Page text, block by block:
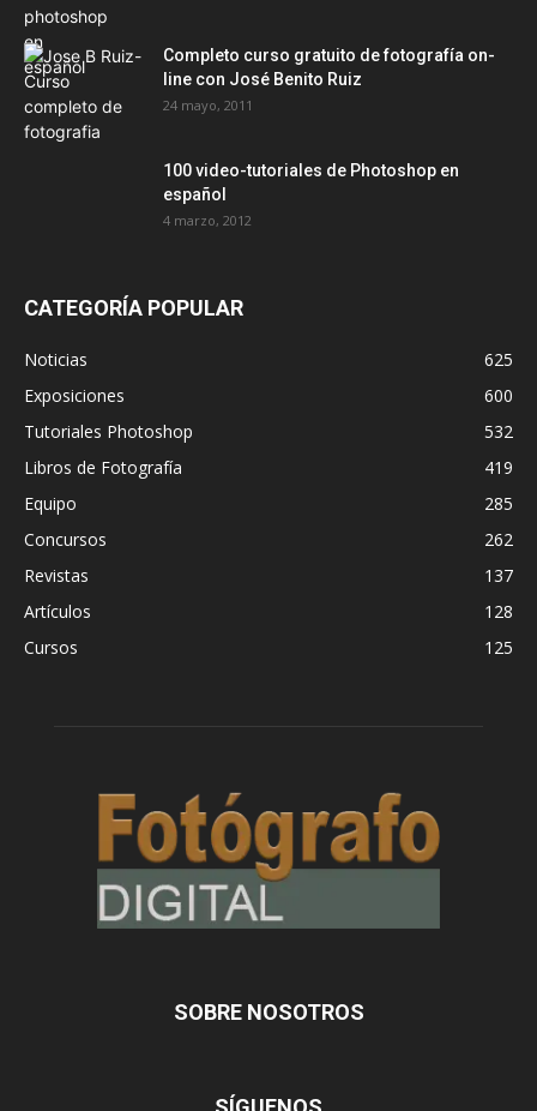
Completo curso gratuito de fotografía on-
line con José Benito Ruiz
24 mayo, 2011
100 video-tutoriales de Photoshop en
español
4 marzo, 2012
CATEGORÍA POPULAR
Noticias
625
Exposiciones
600
Tutoriales Photoshop
532
Libros de Fotografía
419
Equipo
285
Concursos
262
Revistas
137
Artículos
128
Cursos
125
SOBRE NOSOTROS